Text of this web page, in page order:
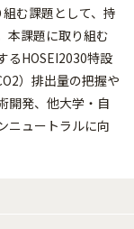
む課題として、持
本課題に取り組む
るHOSEI2030特設
）排出量の把握や
開発、他大学・自
ニュートラルに向